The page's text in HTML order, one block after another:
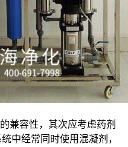
兼容性，其次应考虑药剂
中经常同时使用混凝剂，